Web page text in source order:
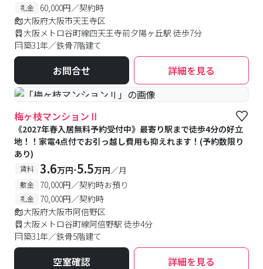
礼金
60,000円／契約時
大阪府大阪市天王寺区
大阪メトロ谷町線四天王寺前夕陽ヶ丘駅 徒歩7分
築31年／鉄骨7階建て
お問合せ 詳細を見る
#予約受付中 #空室待ち
梅ヶ枝マンションⅡ
《2027年春入居無料予約受付中》最寄り駅まで徒歩4分の好立
地！！家電4点付でお引っ越し費用も抑えれます！(予約数限り
あり)
賃料 3.6万円-5.5万円／月
敷金 70,000円／契約時お預り
礼金
70,000円／契約時
大阪府大阪市阿倍野区
大阪メトロ谷町線阿倍野駅 徒歩4分
築31年／鉄骨5階建て
空室確認 詳細を見る